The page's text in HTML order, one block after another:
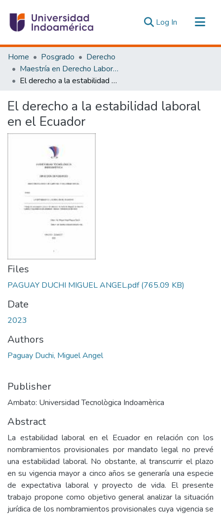
Log In (current)
Communities & Collections
All of DSpace
Statistics
Home Posgrado
Derecho
Maestría en Derecho Laboral y Seguridad Social
El derecho a la estabilidad laboral en el Ecuador
El derecho a la estabilidad laboral
en el Ecuador
Files
PAGUAY DUCHI MIGUEL ANGEL.pdf(765.09 KB)
Date
2023
Authors
Paguay Duchi, Miguel Angel
Publisher
Ambato: Universidad Tecnològica Indoamèrica
Abstract
La estabilidad laboral en el Ecuador en relación con los
nombramientos provisionales por mandato legal no prevé
una estabilidad laboral. No obstante, al transcurrir el plazo
en su vigencia mayor a cinco años se generaría una especie
de expectativa laboral y proyecto de vida. El presente
trabajo propone como objetivo general analizar la situación
jurídica de los nombramientos provisionales cuya vigencia se